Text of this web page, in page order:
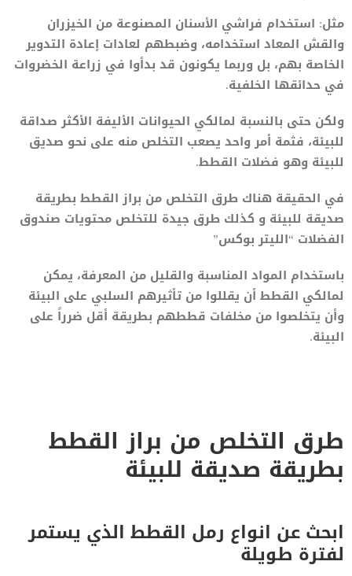
مثل: استخدام فراشي الأسنان المصنوعة من الخيزران
والقش المعاد استخدامه، وضبطهم لعادات إعادة التدوير
الخاصة بهم، بل وربما يكونون قد بدأوا في زراعة الخضروات
في حدائقها الخلفية.
ولكن حتى بالنسبة لمالكي الحيوانات الأليفة الأكثر صداقة
للبيئة، فثمة أمر واحد يصعب التخلص منه على نحو صديق
للبيئة وهو فضلات القطط.
في الحقيقة هناك طرق التخلص من براز القطط بطريقة
صديقة للبيئة و كذلك طرق جيدة للتخلص محتويات صندوق
الفضلات “الليتر بوكس”
باستخدام المواد المناسبة والقليل من المعرفة، يمكن
لمالكي القطط أن يقللوا من تأثيرهم السلبي على البيئة
وأن يتخلصوا من مخلفات قططهم بطريقة أقل ضرراً على
البيئة.
طرق التخلص من براز القطط
بطريقة صديقة للبيئة
ابحث عن انواع رمل القطط الذي يستمر
لفترة طويلة